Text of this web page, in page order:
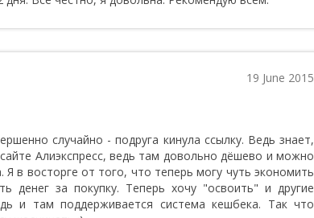
19 June 2015
случайно - подруга кинула ссылку. Ведь знает,
Алиэкспресс, ведь там довольно дёшево и можно
в восторге от того, что теперь могу чуть экономить
денег за покупку. Теперь хочу "освоить" и другие
и там поддерживается система кешбека. Так что